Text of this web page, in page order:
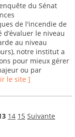
du Sénat
de l'incendie de
le niveau
au niveau
notre institut a
pour mieux gérer
ou par
le site ]
14 15 Suivante